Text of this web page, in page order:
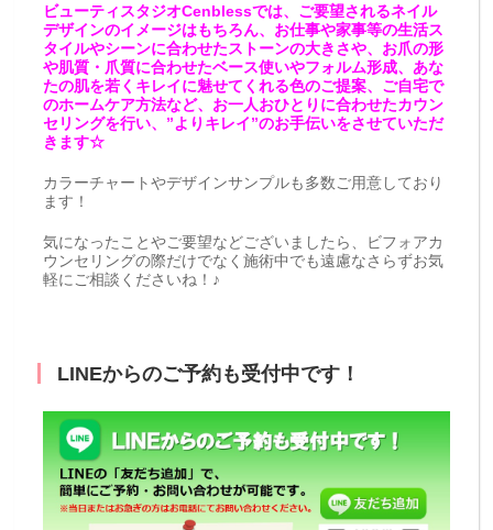
ビューティスタジオCenblessでは、ご要望されるネイル
デザインのイメージはもちろん、お仕事や家事等の生活ス
タイルやシーンに合わせたストーンの大きさや、お爪の形
や肌質・爪質に合わせたベース使いやフォルム形成、あな
たの肌を若くキレイに魅せてくれる色のご提案、ご自宅で
のホームケア方法など、お一人おひとりに合わせたカウン
セリングを行い、”よりキレイ”のお手伝いをさせていただ
きます☆
カラーチャートやデザインサンプルも多数ご用意しており
ます！
気になったことやご要望などございましたら、ビフォアカ
ウンセリングの際だけでなく施術中でも遠慮なさらずお気
軽にご相談くださいね！♪
LINEからのご予約も受付中です！